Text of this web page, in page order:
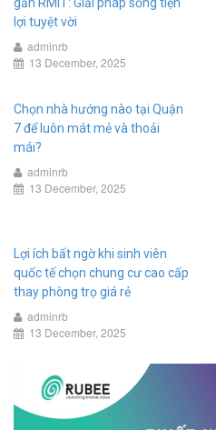
lợi tuyệt vời
adminrb
13 December, 2025
Chọn nhà hướng nào tại Quận
7 để luôn mát mẻ và thoải
mái?
adminrb
13 December, 2025
Lợi ích bất ngờ khi sinh viên
quốc tế chọn chung cư cao cấp
thay phòng trọ giá rẻ
adminrb
13 December, 2025